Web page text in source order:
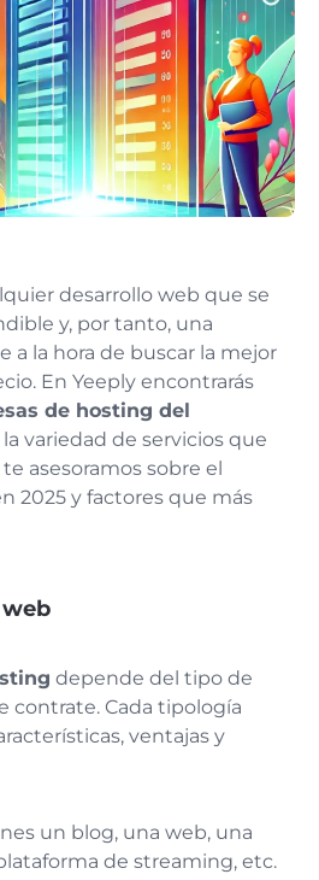
desarrollo web que se
y, por tanto, una
a la hora de buscar la mejor
En Yeeply encontrarás
de hosting del
variedad de servicios que
asesoramos sobre el
2025 y factores que más
depende del tipo de
contrate. Cada tipología
ventajas y
un blog, una web, una
de streaming, etc.